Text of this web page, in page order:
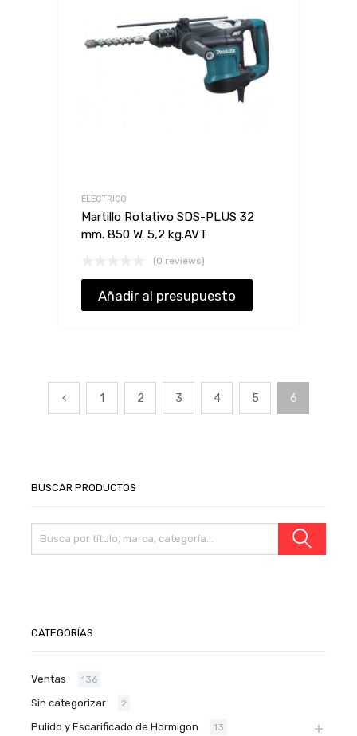
ELECTRICO
Martillo Rotativo SDS-PLUS 32
mm. 850 W. 5,2 kg.AVT
(0 reviews)
Añadir al presupuesto
1 2 3 4 5 6
BUSCAR PRODUCTOS
CATEGORÍAS
Ventas 136
Sin categorizar 2
Pulido y Escarificado de Hormigon 13